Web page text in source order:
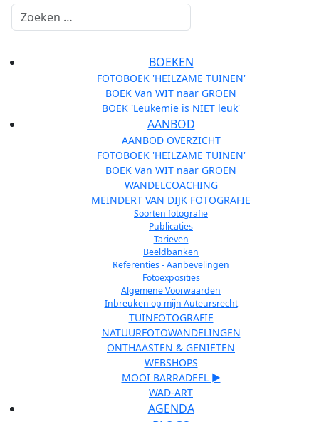
BOEKEN
FOTOBOEK 'HEILZAME TUINEN'
BOEK Van WIT naar GROEN
BOEK 'Leukemie is NIET leuk'
AANBOD
AANBOD OVERZICHT
FOTOBOEK 'HEILZAME TUINEN'
BOEK Van WIT naar GROEN
WANDELCOACHING
MEINDERT VAN DIJK FOTOGRAFIE
Soorten fotografie
Publicaties
Tarieven
Beeldbanken
Referenties - Aanbevelingen
Fotoexposities
Algemene Voorwaarden
Inbreuken op mijn Auteursrecht
TUINFOTOGRAFIE
NATUURFOTOWANDELINGEN
ONTHAASTEN & GENIETEN
WEBSHOPS
MOOI BARRADEEL ►
WAD-ART
AGENDA